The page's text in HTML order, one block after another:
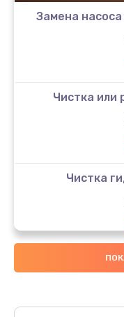
Замена
Чистка или
Чистка
Диагностика